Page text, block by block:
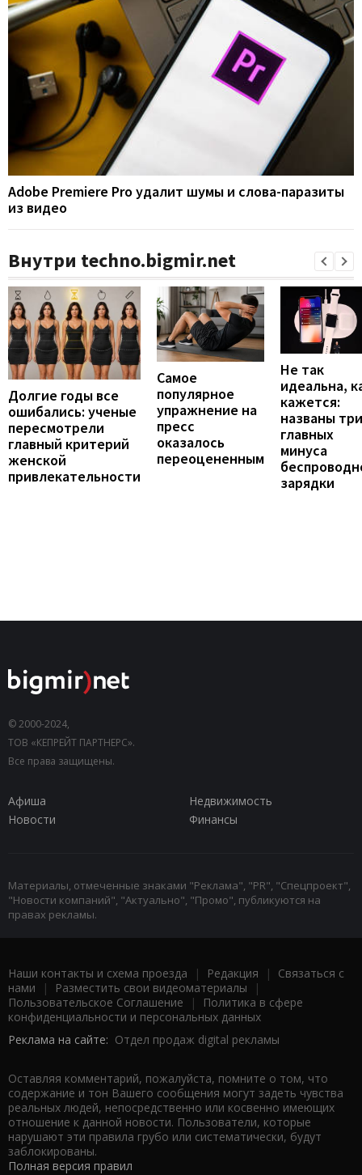
Adobe Premiere Pro удалит шумы и слова-паразиты
из видео
Внутри techno.bigmir.net
Долгие годы все
ошибались: ученые
пересмотрели
главный критерий
женской
привлекательности
Самое
популярное
упражнение на
пресс
оказалось
переоцененным
Не так
идеальна,
кажется:
названы три
главных
минуса
зарядки
© 2000-2024,
ТОВ «КЕПРЕЙТ ПАРТНЕРС».
Все права защищены.
Афиша
Недвижимость
Новости
Финансы
Материалы, отмеченные знаками "Реклама", "PR", "Спецпроект",
"Новости компаний", "Актуально", "Промо", публикуются на
правах рекламы.
Наши контакты и схема проезда | Редакция | Связаться с
нами | Разместить свои видеоматериалы |
Пользовательское Соглашение |
Политика в сфере
конфиденциальности и персональных данных
Реклама на сайте: Отдел продаж digital рекламы
Оставляя комментарий, пожалуйста, помните о том, что
содержание и тон Вашего сообщения могут задеть чувства
реальных людей, непосредственно или косвенно имеющих
отношение к данной новости. Пользователи, которые
нарушают эти правила грубо или систематически, будут
заблокированы.
Полная версия правил